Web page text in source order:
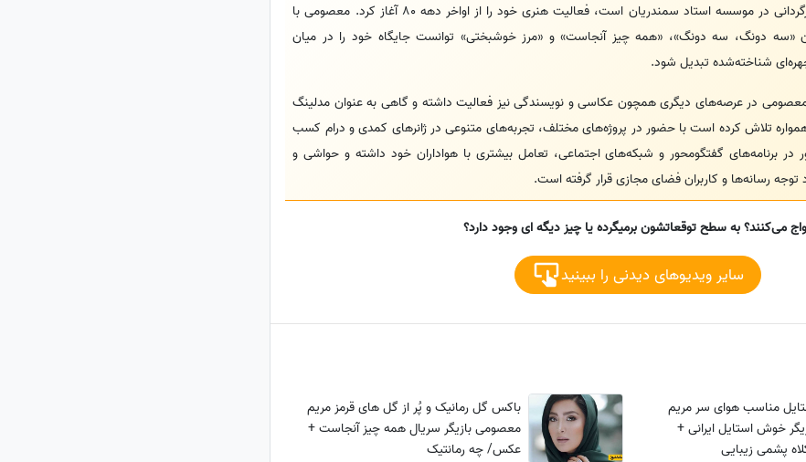
دانش‌آموخته دوره‌های بازیگری و کارگردانی در موسسه استاد سمندریان است، فعالیت هنری خود را از اواخر دهه 80 آغاز کرد. معصومی با
دونگ، سه دونگ»، «همه چیز آنجاست» و «مرز خوشبختی» توانست جایگاه خود را در میان
شناخته‌شده تبدیل شود.
معصومی در عرصه‌های دیگری همچون عکاسی و نویسندگی نیز فعالیت داشته و گاهی به عنوان مدلینگ
تلاش کرده است با حضور در پروژه‌های مختلف، تجربه‌های متنوعی در ژانرهای کمدی و درام کسب
در برنامه‌های گفتگو‌محور و شبکه‌های اجتماعی، تعامل بیشتری با هواداران خود داشته و حواشی و
رسانه‌ها و کاربران فضای مجازی قرار گرفته است.
می‌کنند؟ به سطح توقعاتشون برمیگرده یا چیز دیگه ای وجود دارد؟
سایر ویدیوهای دیدنی را ببینید
مناسب هوای سر مریم
خوش استایل ایرانی +
پشمی زیبایی
باکس گل رمانیک و پُر از گل های قرمز مریم
معصومی بازیگر سریال همه چیز آنجاست +
عکس/ چه رمانتیک